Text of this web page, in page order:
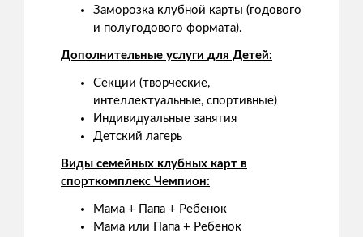
Заморозка клубной карты (годового
и полугодового формата).
Дополнительные услуги для Детей:
Секции (творческие,
интеллектуальные, спортивные)
Индивидуальные занятия
Детский лагерь
Виды семейных клубных карт в
спорткомплекс Чемпион:
Мама + Папа + Ребенок
Мама или Папа + Ребенок